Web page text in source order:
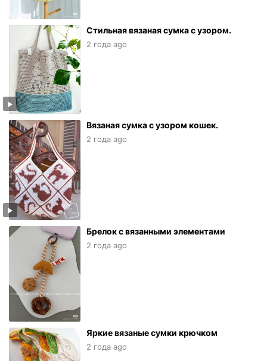
Стильная вязаная сумка с узором.
2 года ago
Вязаная сумка с узором кошек.
2 года ago
Брелок с вязанными элементами
2 года ago
Яркие вязаные сумки крючком
2 года ago